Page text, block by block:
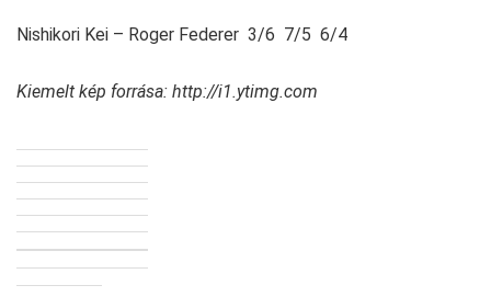
Nishikori Kei – Roger Federer 3/6 7/5 6/4
Kiemelt kép forrása: http://i1.ytimg.com